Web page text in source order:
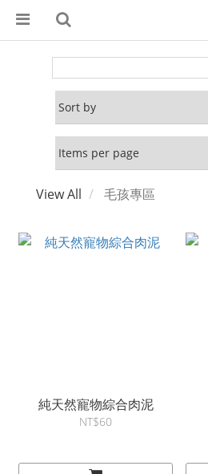
View All 毛孩專區
純天然寵物綜合肉泥
NT$60